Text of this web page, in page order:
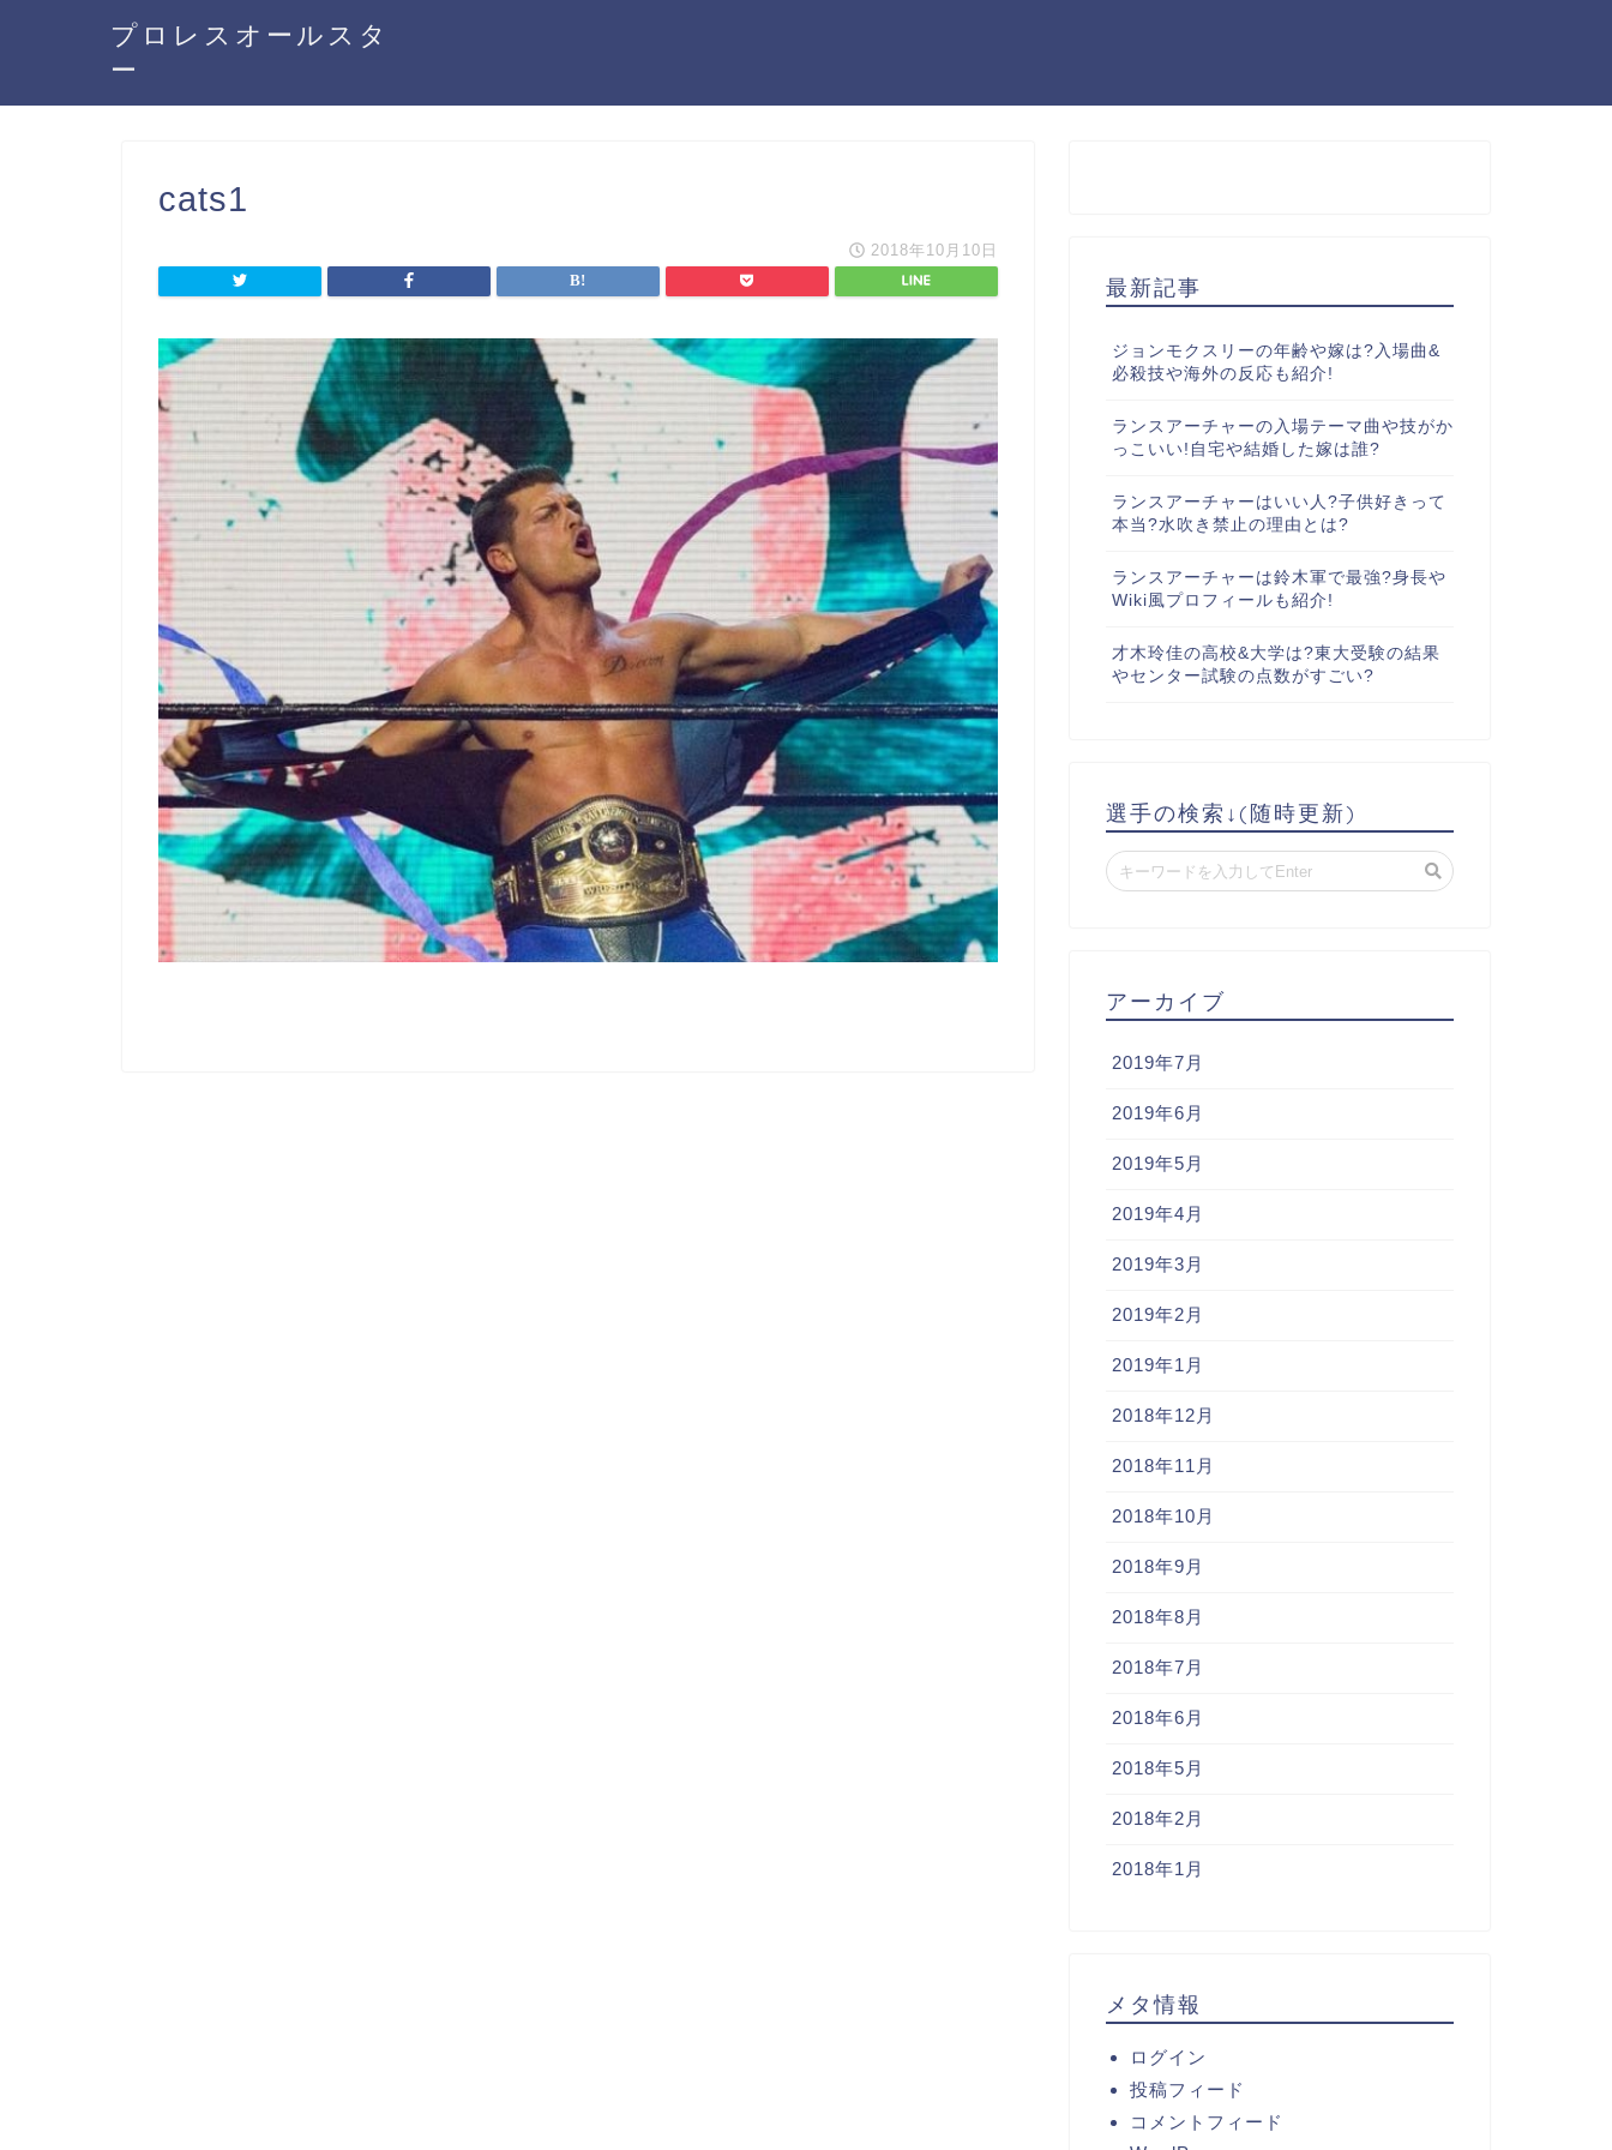
プロレスオールスタ
ー
cats1
2018年10月10日
最新記事
ジョンモクスリーの年齢や嫁は?入場曲&
必殺技や海外の反応も紹介!
ランスアーチャーの入場テーマ曲や技がか
っこいい!自宅や結婚した嫁は誰?
ランスアーチャーはいい人?子供好きって
本当?水吹き禁止の理由とは?
ランスアーチャーは鈴木軍で最強?身長や
Wiki風プロフィールも紹介!
才木玲佳の高校&大学は?東大受験の結果
やセンター試験の点数がすごい?
選手の検索↓(随時更新)
アーカイブ
2019年7月
2019年6月
2019年5月
2019年4月
2019年3月
2019年2月
2019年1月
2018年12月
2018年11月
2018年10月
2018年9月
2018年8月
2018年7月
2018年6月
2018年5月
2018年2月
2018年1月
メタ情報
ログイン
投稿フィード
コメントフィード